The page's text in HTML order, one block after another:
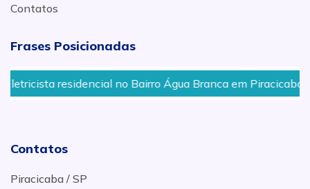
Contatos
Frases Posicionadas
residencial no Bairro Água Branca em Piracicaba - SP
Contatos
Piracicaba / SP